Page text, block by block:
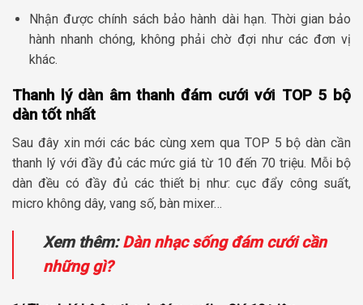
Nhận được chính sách bảo hành dài hạn. Thời gian bảo
hành nhanh chóng, không phải chờ đợi như các đơn vị
khác.
Thanh lý dàn âm thanh đám cưới với TOP 5 bộ
dàn tốt nhất
Sau đây xin mới các bác cùng xem qua TOP 5 bộ dàn cần
thanh lý với đầy đủ các mức giá từ 10 đến 70 triệu. Mỗi bộ
dàn đều có đầy đủ các thiết bị như: cục đẩy công suất,
micro không dây, vang số, bàn mixer…
Xem thêm:Dàn nhạc sống đám cưới cần
những gì?